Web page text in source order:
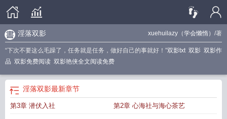
xuehuilazy（学会懒惰） /著
淫落双影
“下次不要这么毛躁了，任务就是任务，做好自己的事就好！”双影txt 双影 双影作
品 双影免费阅读 双影艳侠全文阅读免费
淫落双影最新章节
第3章 潜伏入社 第2章 心海社与海心茶艺